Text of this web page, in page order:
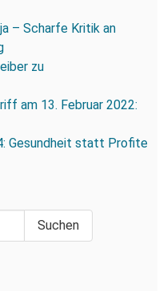
– Scharfe Kritik an
zu
am 13. Februar 2022:
Gesundheit statt Profite